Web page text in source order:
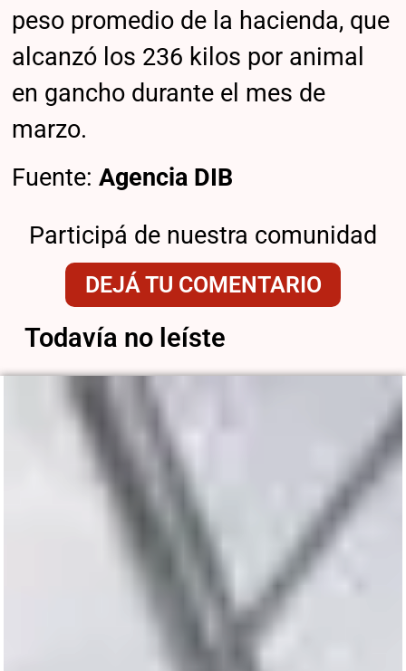
peso promedio de la hacienda, que
alcanzó los 236 kilos por animal
en gancho durante el mes de
marzo.
Fuente:Agencia DIB
Participá de nuestra comunidad
DEJÁ TU COMENTARIO
Todavía no leíste